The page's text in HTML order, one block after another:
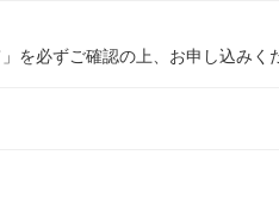
を必ずご確認の上、お申し込みく